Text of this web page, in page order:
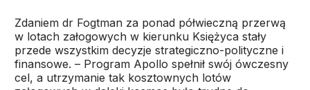
Zdaniem dr Fogtman za ponad półwieczną przerwą
w lotach załogowych w kierunku Księżyca stały
przede wszystkim decyzje strategiczno-polityczne i
finansowe. – Program Apollo spełnił swój ówczesny
cel, a utrzymanie tak kosztownych lotów